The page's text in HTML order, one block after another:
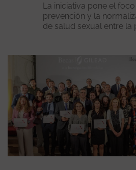
La iniciativa pone el
prevención y la
de salud sexual entre la